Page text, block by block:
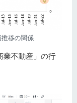
移の関係
業不動産」の行